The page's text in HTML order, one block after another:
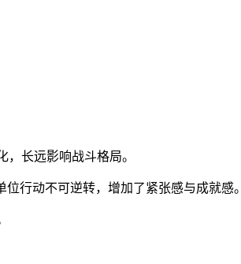
长远影响战斗格局。
行动不可逆转，增加了紧张感与成就感。